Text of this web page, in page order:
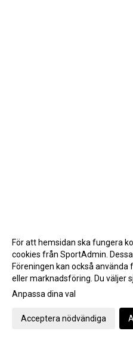
Gå till
För att hemsidan ska fungera
cookies från SportAdmin.
Föreningen kan också
eller marknadsföring. Du väljer
Anpassa dina val
Acceptera nödvändiga